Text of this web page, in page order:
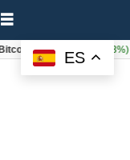
ES
$64.600,08(+2.93%) UF: